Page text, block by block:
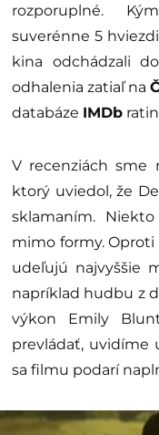
rozporuplné.
suverénne 5
kina odchádzali
odhalenia zatiaľ na
databáze IMDb
V recenziách sme
ktorý uviedol, že
sklamaním.
mimo formy.
udeľujú najvyššie
napríklad hudbu z
výkon Emily
prevládať, uvidíme
sa filmu podarí